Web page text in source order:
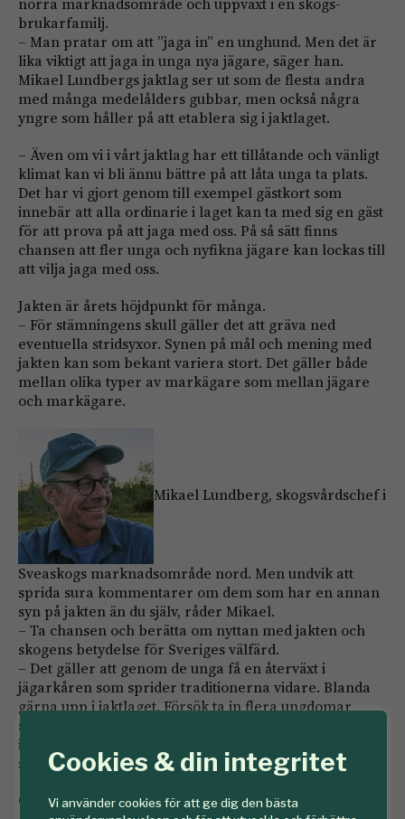
Cookies & din integritet
Vi använder cookies för att ge dig den bästa
brukarfamilj.
– Man pratar om att ”jaga in” en unghund. Men det är
lika viktigt att jaga in unga nya ­jägare, säger han.
Mikael Lundbergs jaktlag ser ut som de flesta andra
med många medelålders gubbar, men också några
yngre som håller på att etablera sig i jaktlaget.
– Även om vi i vårt jaktlag har ett tillåtande och vänligt
klimat kan vi bli ännu bättre på att låta unga ta plats.
Det har vi gjort genom till exempel gästkort som
innebär att alla ordinarie i laget kan ta med sig en gäst
för att prova på att jaga med oss. På så sätt finns
chansen att fler unga och nyfikna jägare kan lockas till
att vilja jaga med oss.
Jakten är årets höjdpunkt för många.
– För stämningens skull gäller det att gräva ned
eventuella stridsyxor. Synen på mål och mening med
jakten kan som bekant variera stort. Det gäller både
mellan olika typer av mark­ägare som mellan jägare
och markägare.
Mikael Lundberg, skogsvårdschef i
Sveaskogs marknadsområde nord. Men undvik att
sprida sura kommentarer om dem som har en annan
syn på jakten än du själv, råder Mikael.
– Ta chansen och berätta om nyttan med ­jakten och
skogens betydelse för Sveriges ­välfärd.
– Det gäller att genom de unga få en återväxt i
jägarkåren som sprider traditionerna vidare. Blanda
gärna upp i jaktlaget. Försök ta in flera ungdomar
samtidigt in i gemenskapen. Det är lättare att komma
in två eller tre i stället för att vara ensam gäst i ett
sammansvetsat jaktlag.
Och glömt inte att jakten ska vara kul.